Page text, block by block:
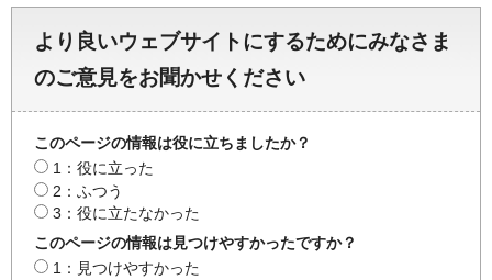
より良いウェブサイトにするためにみなさま
のご意見をお聞かせください
このページの情報は役に立ちましたか？
1：役に立った
2：ふつう
3：役に立たなかった
このページの情報は見つけやすかったですか？
1：見つけやすかった